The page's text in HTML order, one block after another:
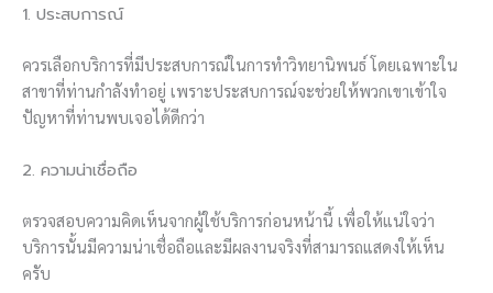
1. ประสบการณ์
ควรเลือกบริการที่มีประสบการณ์ในการทำวิทยานิพนธ์ โดยเฉพาะใน
สาขาที่ท่านกำลังทำอยู่ เพราะประสบการณ์จะช่วยให้พวกเขาเข้าใจ
ปัญหาที่ท่านพบเจอได้ดีกว่า
2. ความน่าเชื่อถือ
ตรวจสอบความคิดเห็นจากผู้ใช้บริการก่อนหน้านี้ เพื่อให้แน่ใจว่า
บริการนั้นมีความน่าเชื่อถือและมีผลงานจริงที่สามารถแสดงให้เห็น
ครับ